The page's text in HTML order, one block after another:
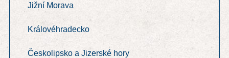
Jižní Morava
Královéhradecko
Českolipsko a Jizerské hory